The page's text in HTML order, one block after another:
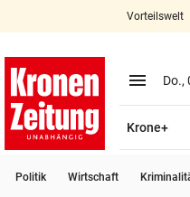
account_circle Anmelden
Vorteilswelt
menu Menü
Do.,
Krone+
Politik Wirtschaft